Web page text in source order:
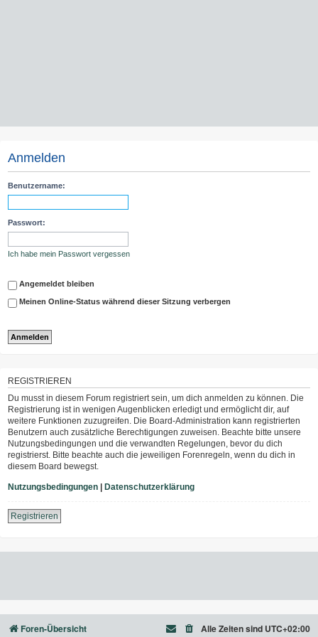
Anmelden
Benutzername:
Passwort:
Ich habe mein Passwort vergessen
Angemeldet bleiben
Meinen Online-Status während dieser Sitzung verbergen
REGISTRIEREN
Du musst in diesem Forum registriert sein, um dich anmelden zu können. Die
Registrierung ist in wenigen Augenblicken erledigt und ermöglicht dir, auf
weitere Funktionen zuzugreifen. Die Board-Administration kann registrierten
Benutzern auch zusätzliche Berechtigungen zuweisen. Beachte bitte unsere
Nutzungsbedingungen und die verwandten Regelungen, bevor du dich
registrierst. Bitte beachte auch die jeweiligen Forenregeln, wenn du dich in
diesem Board bewegst.
Nutzungsbedingungen | Datenschutzerklärung
Registrieren
Foren-Übersicht Alle Zeiten sind UTC+02:00